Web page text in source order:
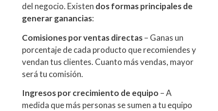
del negocio. Existen dos formas principales de
generar ganancias:
Comisiones por ventas directas– Ganas un
porcentaje de cada producto que recomiendes y
vendan tus clientes. Cuanto más vendas, mayor
será tu comisión.
Ingresos por crecimiento de equipo – A
medida que más personas se sumen a tu equipo